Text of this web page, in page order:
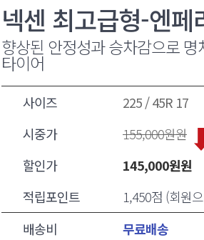
넥센 최고급형-엔페
향상된 안정성과 승차감으로
타이어
사이즈
225 / 45R 17
시중가
155,000원원
할인가
145,000원원
적립포인트
1,450점 (회원
배송비
무료배송